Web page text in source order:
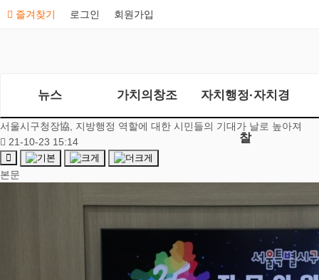
즐겨찾기 로그인 회원가입
뉴스 가치의창조 자치행정·자치경
찰
서울시구청장協, 지방행정 역할에 대한 시민들의 기대가 날로 높아져
21-10-23 15:14
본문